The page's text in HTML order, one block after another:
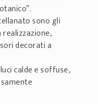
sono gli
decorati a
calde e soffuse,